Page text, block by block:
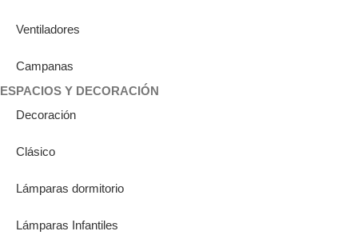
Ventiladores
Campanas
ESPACIOS Y DECORACIÓN
Decoración
Clásico
Lámparas dormitorio
Lámparas Infantiles